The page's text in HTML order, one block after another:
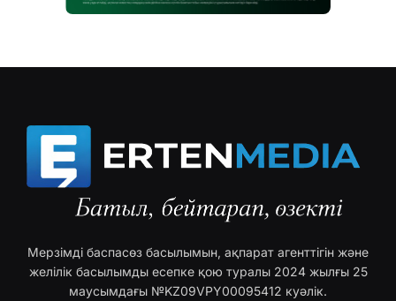
Мерзімді баспасөз басылымын, ақпарат агенттігін және
желілік басылымды есепке қою туралы 2024 жылғы 25
маусымдағы №KZ09VPY00095412 куәлік.